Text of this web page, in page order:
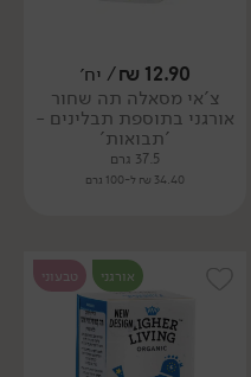
12.90
₪/ יח׳
צ'אי מסאלה תה שחור
אורגני בתוספת תבלינים -
'תבואות'
37.5 גרם
34.40 ₪ ל-100 גרם
אורגני טבעוני